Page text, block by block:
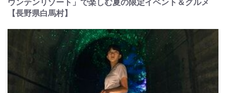
ウンテンリゾート」で楽しむ夏の限定イベント＆グルメ
【長野県白馬村】